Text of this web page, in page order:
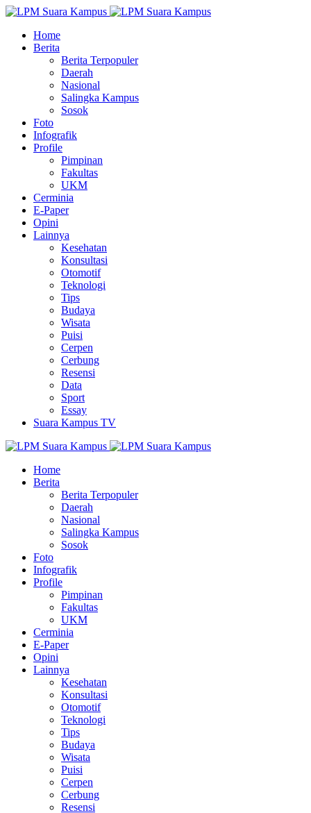
Home
Berita
Berita Terpopuler
Daerah
Nasional
Salingka Kampus
Sosok
Foto
Infografik
Profile
Pimpinan
Fakultas
UKM
Cerminia
E-Paper
Opini
Lainnya
Kesehatan
Konsultasi
Otomotif
Teknologi
Tips
Budaya
Wisata
Puisi
Cerpen
Cerbung
Resensi
Data
Sport
Essay
Suara Kampus TV
Home
Berita
Berita Terpopuler
Daerah
Nasional
Salingka Kampus
Sosok
Foto
Infografik
Profile
Pimpinan
Fakultas
UKM
Cerminia
E-Paper
Opini
Lainnya
Kesehatan
Konsultasi
Otomotif
Teknologi
Tips
Budaya
Wisata
Puisi
Cerpen
Cerbung
Resensi